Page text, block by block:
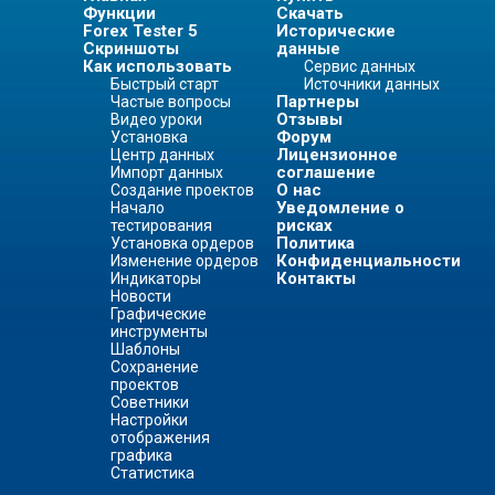
Функции
Forex Tester 5
Скриншоты
Как использовать
Быстрый старт
Частые вопросы
Видео уроки
Установка
Центр данных
Импорт данных
Создание проектов
Начало
тестирования
Установка ордеров
Изменение ордеров
Индикаторы
Новости
Графические
инструменты
Шаблоны
Сохранение
проектов
Советники
Настройки
отображения
графика
Статистика
Скачать
Исторические
данные
Сервис данных
Источники данных
Партнеры
Отзывы
Форум
Лицензионное
соглашение
О нас
Уведомление о
рисках
Политика
Конфиденциальности
Контакты